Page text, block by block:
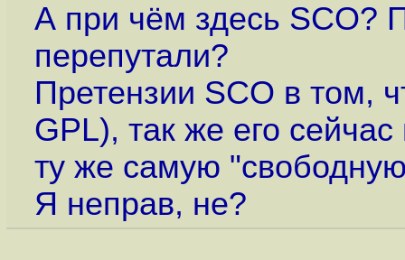
А при чём здесь SCO?
перепутали?
Претензии SCO в том,
GPL), так же его
ту же самую
Я неправ, не?